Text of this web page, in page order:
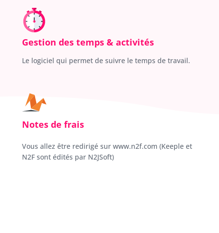
Gestion des temps & activités
Le logiciel qui permet de suivre le temps de travail.
Notes de frais
Vous allez être redirigé sur www.n2f.com (Keeple et
N2F sont édités par N2JSoft)